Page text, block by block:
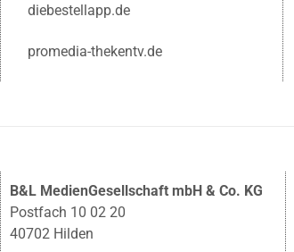
diebestellapp.de
promedia-thekentv.de
B&L MedienGesellschaft mbH & Co. KG
Postfach 10 02 20
40702 Hilden